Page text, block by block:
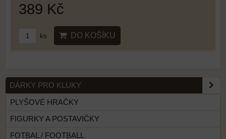
389 Kč
ks DO KOŠÍKU
DÁRKY PRO KLUKY
PLYŠOVÉ HRAČKY
FIGURKY A POSTAVIČKY
FOTBAL / FOOTBALL